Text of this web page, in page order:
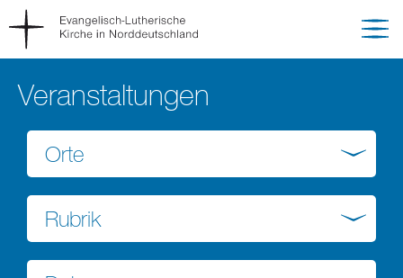
Veranstaltungen
Orte
Rubrik